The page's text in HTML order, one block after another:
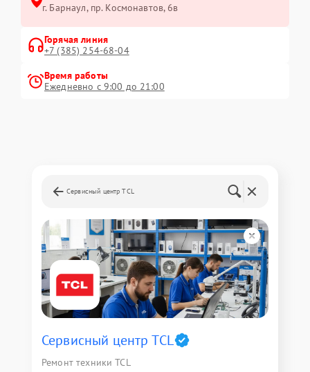
г. Барнаул, ​пр. Космонавтов, 6в
Горячая линия
+7 (385) 254-68-04
Время работы
Ежедневно с 9:00 до 21:00
Сервисный центр TCL
Сервисный центр TCL
Ремонт техники TCL